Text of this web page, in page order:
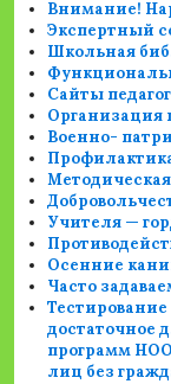
Внимание!
Экспертный
Школьная
Сайты
Организация
Военно-
Учителя —
Осенние
Часто
достаточное
программ
лиц без